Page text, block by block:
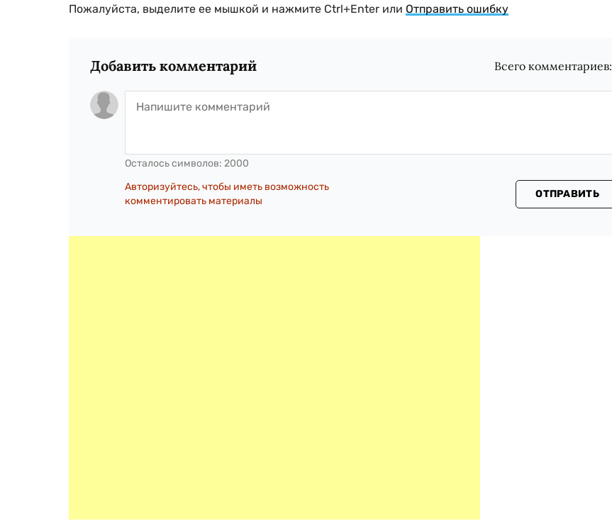
Пожалуйста, выделите ее мышкой и нажмите Ctrl+Enter или Отправить ошибку
Добавить комментарий Всего комментариев:
Осталось символов: 2000
Авторизуйтесь, чтобы иметь возможность
комментировать материалы
ОТПРАВИТЬ